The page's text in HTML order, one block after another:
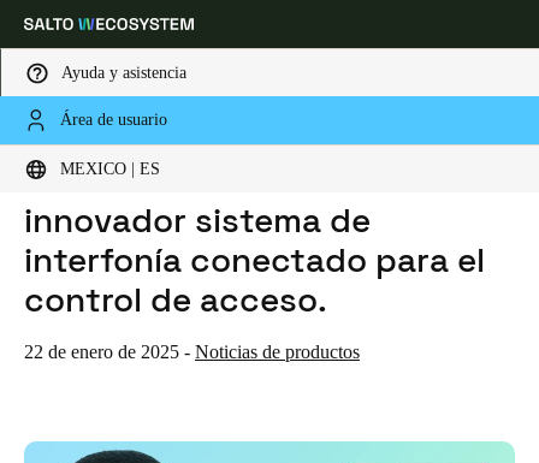
Ayuda y asistencia
Área de usuario
MEXICO | ES
Elija su ubicación y configuración de idioma
Global Europe North America
Mexico |Español
HOME
NOTICIAS
PRESENTAMOS XS4 COM: UN INNOVADOR SISTEMA DE INTERFONÍA CONECTADO PARA EL CONTROL DE ACCESO.
Presentamos XS4 Com: Un
innovador sistema de
interfonía conectado para el
control de acceso.
22 de enero de 2025 - Noticias de productos